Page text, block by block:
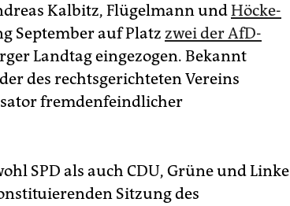
Kalbitz, Flügelmann undHöcke-
September auf Platz zwei der AfD-
Landtag eingezogen. Bekannt
des rechtsgerichteten Vereins
fremdenfeindlicher
SPD als auch CDU, Grüne und Linke
Sitzung des